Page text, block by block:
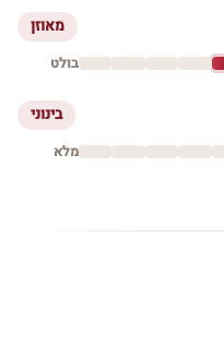
מאוזן
בולט
בינוני
מלא